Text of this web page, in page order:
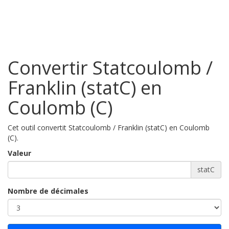
Convertir Statcoulomb /
Franklin (statC) en
Coulomb (C)
Cet outil convertit Statcoulomb / Franklin (statC) en Coulomb
(C).
Valeur
statC
Nombre de décimales